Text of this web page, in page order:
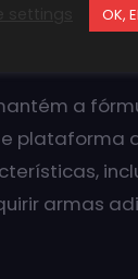
a
plataforma
armas
OK,